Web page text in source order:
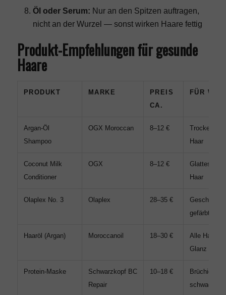
Öl oder Serum: Nur an den Spitzen auftragen,
nicht an der Wurzel — sonst wirken Haare fettig
Produkt-Empfehlungen für gesunde
Haare
PRODUKT MARKE
PREIS
CA.
FÜR
Argan-Öl
Shampoo
OGX Moroccan 8–12 €
Trockenes,
Haar
Coconut Milk
Conditioner
OGX 8–12 €
Glattes,
Haar
Olaplex No. 3 Olaplex 28–35 €
gefärbtes
Haaröl (Argan) Moroccanoil 18–30 €
Alle
Glanz
Protein-Maske
Schwarzkopf BC
Repair
10–18 €
Brüchiges,
schwaches